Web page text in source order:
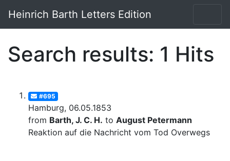
Heinrich Barth Letters Edition
Search results: 1 Hits
#695
Hamburg, 06.05.1853
from Barth, J. C. H. to August Petermann
Reaktion auf die Nachricht vom Tod Overwegs